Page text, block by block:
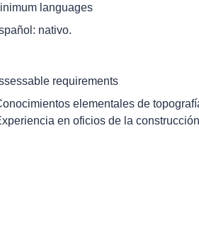
languages
nativo.
requirements
elementales de
en oficios de la